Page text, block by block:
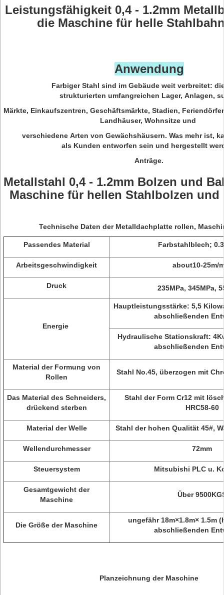
Leistungsfähigkeit 0,4 - 1.2mm
die Maschine für helle
Anwendung
Farbiger Stahl sind im Gebäude weit verbreitet:
strukturierten umfangreichen Lager, Anlagen,
Märkte, Einkaufszentren, Geschäftsmärkte, Stadien,
Landhäuser, Wohnsitze und
verschiedene Arten von Gewächshäusern. Was mehr ist,
als Kunden entworfen sein und hergestellt
Anträge.
Metallstahl 0,4 - 1.2mm Bolzen und
Maschine für hellen Stahlbolzen und
Technische Daten der Metalldachplatte rollen,
Passendes Material Farbstahlblech;
Arbeitsgeschwindigkeit about10-25m/
Druck 235MPa, 345MPa,
Energie
Hauptleistungsstärke: 5,5
abschließenden
Hydraulische Stationskraft:
abschließenden
Material der Formung von
Rollen
Stahl No.45, überzogen mit
Das Material des Schneiders,
drückend sterben
Stahl der Form Cr12 mit
HRC58-60
Material der Welle Stahl der hohen Qualität 45#,
Wellendurchmesser 72mm
Steuersystem Mitsubishi PLC u.
Gesamtgewicht der
Maschine
Über
Die Größe der Maschine
ungefähr 18m×1.8m× 1.5m
abschließenden
Planzeichnung der Maschine